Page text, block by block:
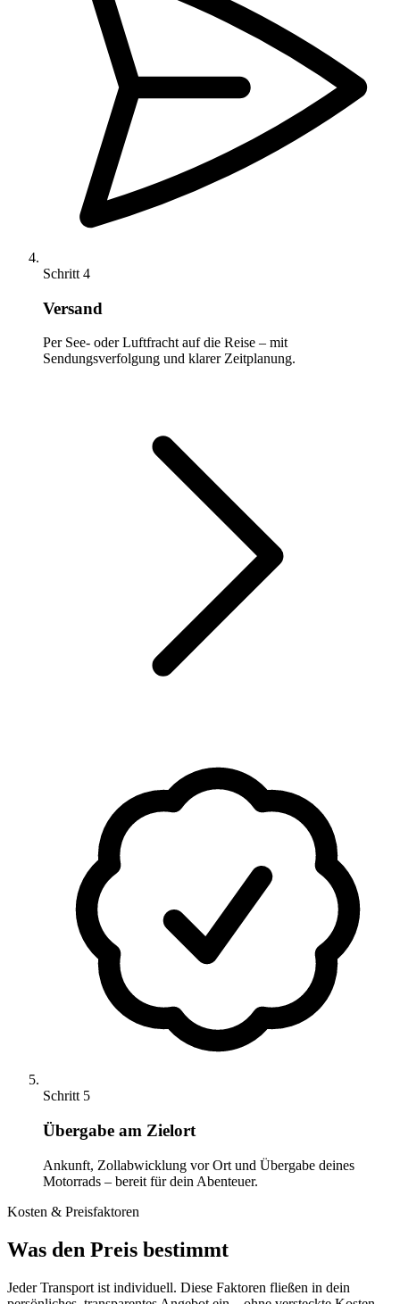
Schritt 4
Versand
Per See- oder Luftfracht auf die Reise – mit
Sendungsverfolgung und klarer Zeitplanung.
Schritt 5
Übergabe am Zielort
Ankunft, Zollabwicklung vor Ort und Übergabe deines
Motorrads – bereit für dein Abenteuer.
Kosten & Preisfaktoren
Was den Preis bestimmt
Jeder Transport ist individuell. Diese Faktoren fließen in dein